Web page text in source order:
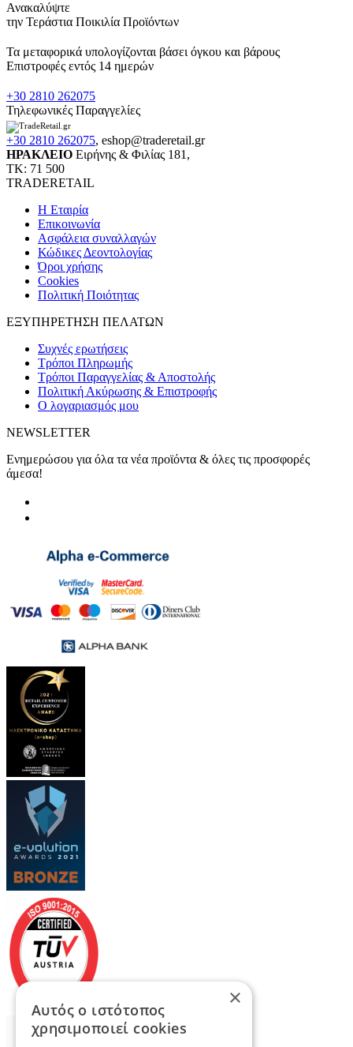
Ανακαλύψτε
την Τεράστια Ποικιλία Προϊόντων
Τα μεταφορικά υπολογίζονται βάσει όγκου και βάρους
Επιστροφές εντός 14 ημερών
+30 2810 262075
Τηλεφωνικές Παραγγελίες
+30 2810 262075, eshop@traderetail.gr
ΗΡΑΚΛΕΙΟ Ειρήνης & Φιλίας 181,
ΤΚ: 71 500
TRADERETAIL
H Εταιρία
Eπικοινωνία
Ασφάλεια συναλλαγών
Κώδικες Δεοντολογίας
Όροι χρήσης
Cookies
Πολιτική Ποιότητας
ΕΞΥΠΗΡΕΤΗΣΗ ΠΕΛΑΤΩΝ
Συχνές ερωτήσεις
Τρόποι Πληρωμής
Τρόποι Παραγγελίας & Αποστολής
Πολιτική Ακύρωσης & Επιστροφής
Ο λογαριασμός μου
NEWSLETTER
Ενημερώσου για όλα τα νέα προϊόντα & όλες τις προσφορές
άμεσα!
×
Αυτός ο ιστότοπος
χρησιμοποιεί cookies